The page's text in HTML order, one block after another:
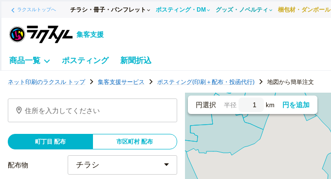
ラクスルトップへ チラシ・冊子・パンフレット ポスティング・DM グッズ・ノベルティ 梱包材・ダンボール
集客支援
商品一覧 ポスティング 新聞折込
テ
グ
ラ
ネット印刷のラクスル トップ 集客支援サービス ポスティング(印刷＋配布・投函代行) 地図から簡単注文
住所を入力してください
町丁目 配布 市区町村 配布
配布物
円選択 半径 km 円を追加